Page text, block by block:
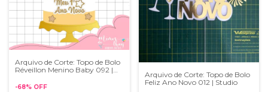
Arquivo de Corte: Topo de Bolo
Réveillon Menino Baby 092 |
-68% OFF
Arquivo de Corte: Topo de Bolo
Feliz Ano Novo 012 | Studio